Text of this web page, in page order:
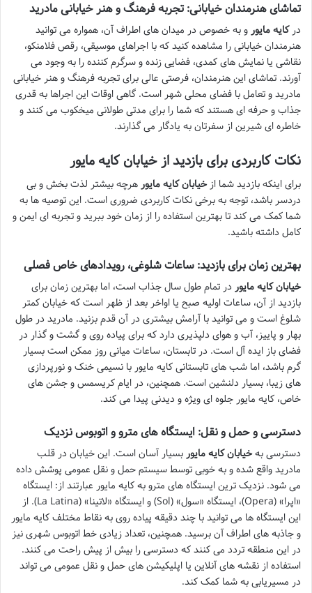
تماشای هنرمندان خیابانی: تجربه فرهنگ و هنر خیابانی مادرید
درکایه مایور و به خصوص در میدان های اطراف آن، همواره می توانید
هنرمندان خیابانی را مشاهده کنید که با اجراهای موسیقی، رقص فلامنکو،
نقاشی یا نمایش های کمدی، فضایی زنده و سرگرم کننده را به وجود می
آورند. تماشای این هنرمندان، فرصتی عالی برای تجربه فرهنگ و هنر خیابانی
مادرید و تعامل با فضای محلی شهر است. گاهی اوقات این اجراها به قدری
جذاب و حرفه ای هستند که شما را برای مدتی طولانی میخکوب می کنند و
خاطره ای شیرین از سفرتان به یادگار می گذارند.
نکات کاربردی برای بازدید از خیابان کایه مایور
برای اینکه بازدید شما ازخیابان کایه مایورهرچه بیشتر لذت بخش و بی
دردسر باشد، توجه به برخی نکات کاربردی ضروری است. این توصیه ها به
شما کمک می کند تا بهترین استفاده را از زمان خود ببرید و تجربه ای ایمن و
کامل داشته باشید.
بهترین زمان برای بازدید: ساعات شلوغی، رویدادهای خاص فصلی
خیابان کایه مایور در تمام طول سال جذاب است، اما بهترین زمان برای
بازدید از آن، ساعات اولیه صبح یا اواخر بعد از ظهر است که خیابان کمتر
شلوغ است و می توانید با آرامش بیشتری در آن قدم بزنید. مادرید در طول
بهار و پاییز، آب و هوای دلپذیری دارد که برای پیاده روی و گشت و گذار در
فضای باز ایده آل است. در تابستان، ساعات میانی روز ممکن است بسیار
گرم باشد، اما شب های تابستانی کایه مایور با نسیمی خنک و نورپردازی
های زیبا، بسیار دلنشین است. همچنین، در ایام کریسمس و جشن های
خاص، کایه مایور جلوه ای ویژه و دیدنی پیدا می کند.
دسترسی و حمل و نقل: ایستگاه های مترو و اتوبوس نزدیک
دسترسی بهخیابان کایه مایوربسیار آسان است. این خیابان در قلب
مادرید واقع شده و به خوبی توسط سیستم حمل و نقل عمومی پوشش داده
می شود. نزدیک ترین ایستگاه های مترو به کایه مایور عبارتند از: ایستگاه
«اپرا» (Opera)، ایستگاه «سول» (Sol) و ایستگاه «لاتینا» (La Latina). از
این ایستگاه ها می توانید با چند دقیقه پیاده روی به نقاط مختلف کایه مایور
و جاذبه های اطراف آن برسید. همچنین، تعداد زیادی خط اتوبوس شهری نیز
در این منطقه تردد می کنند که دسترسی را بیش از پیش راحت می کنند.
استفاده از نقشه های آنلاین یا اپلیکیشن های حمل و نقل عمومی می تواند
در مسیریابی به شما کمک کند.